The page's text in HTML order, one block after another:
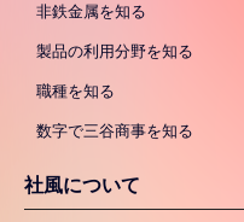
非鉄金属を知る
製品の利用分野を知る
職種を知る
数字で三谷商事を知る
社風について